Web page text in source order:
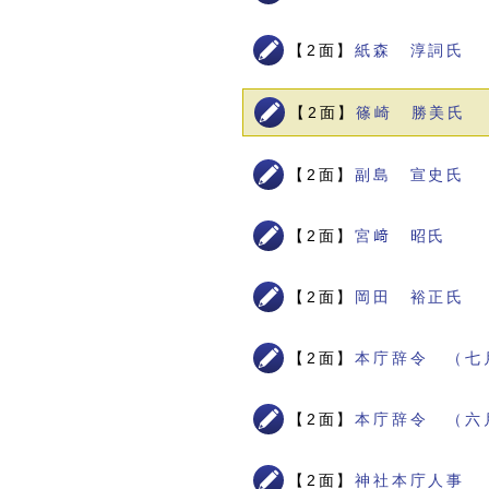
【2面】紙森 淳詞氏
【2面】篠崎 勝美氏
【2面】副島 宣史氏
【2面】宮﨑 昭氏
【2面】 岡田 裕正氏
【2面】本庁辞令 （七
【2面】本庁辞令 （六
【2面】神社本庁人事